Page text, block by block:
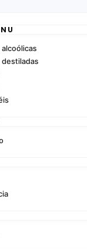
alcoólicas
destiladas